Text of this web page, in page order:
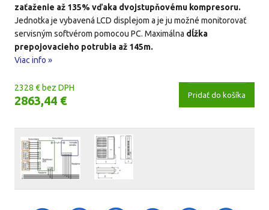
zaťaženie až 135% vďaka dvojstupňovému kompresoru.
Jednotka je vybavená LCD displejom a je ju možné monitorovať
servisným softvérom pomocou PC. Maximálna dĺžka
prepojovacieho potrubia až 145m.
Viac info »
2328 € bez DPH
2863,44 € Pridať do košíka